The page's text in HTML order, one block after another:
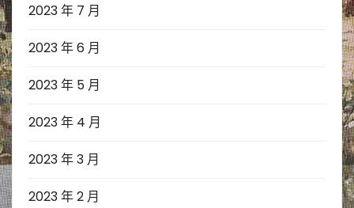
2023 年 7 月
2023 年 6 月
2023 年 5 月
2023 年 4 月
2023 年 3 月
2023 年 2 月